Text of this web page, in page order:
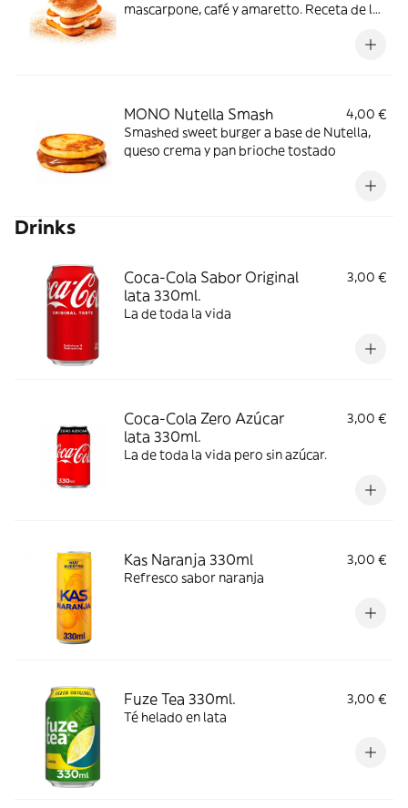
mascarpone, café y amaretto. Receta de la
MONO Nutella Smash
4,00 €
Smashed sweet burger a base de Nutella,
queso crema y pan brioche tostado
Drinks
Coca-Cola Sabor Original
lata 330ml.
3,00 €
La de toda la vida
Coca-Cola Zero Azúcar
lata 330ml.
3,00 €
La de toda la vida pero sin azúcar.
Kas Naranja 330ml
3,00 €
Refresco sabor naranja
Fuze Tea 330ml.
3,00 €
Té helado en lata